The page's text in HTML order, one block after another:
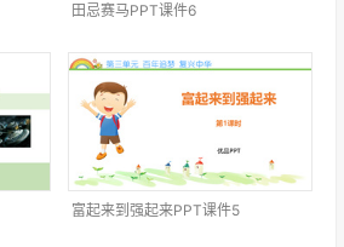
田忌赛马PPT课件6
富起来到强起来PPT课件5